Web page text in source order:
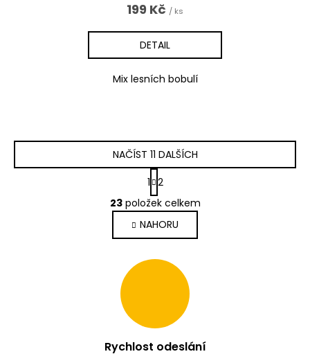
199 Kč / ks
DETAIL
Mix lesních bobulí
O
v
l
á
a
v
k
y
NAČÍST 11 DALŠÍCH
S
t
r
á
n
k
1 2
23položek celkem
NAHORU
Rychlost odeslání